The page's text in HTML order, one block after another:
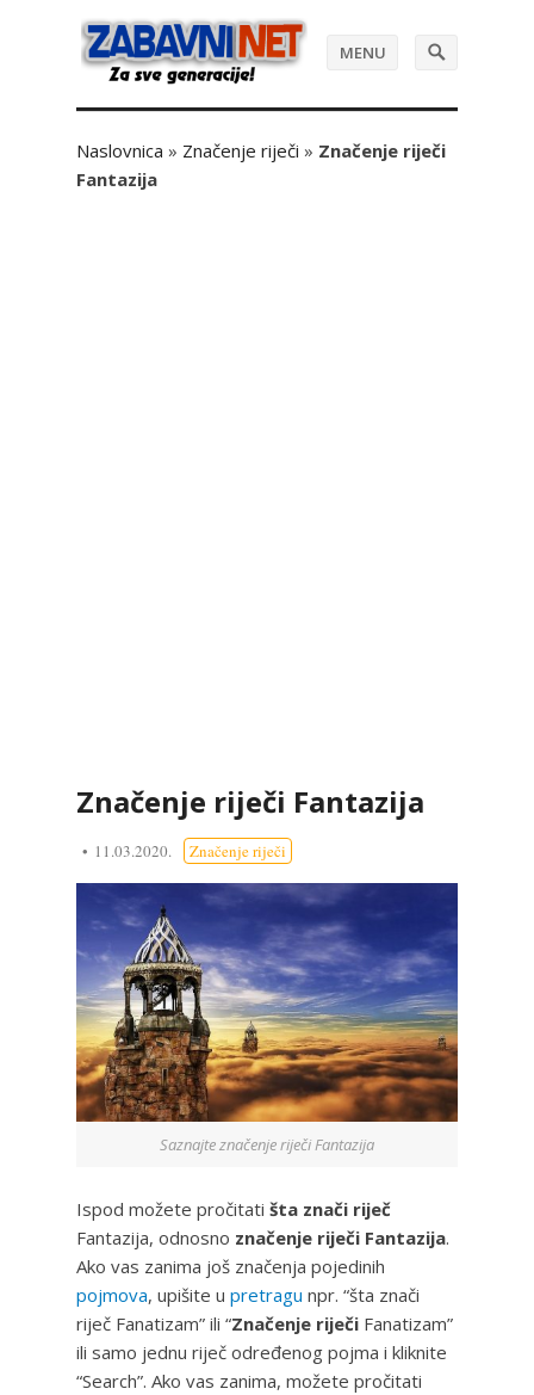
MENU
Naslovnica » Značenje riječi » Značenje riječi
Fantazija
Značenje riječi Fantazija
11.03.2020. Značenje riječi
Saznajte značenje riječi Fantazija
Ispod možete pročitati šta znači riječ
Fantazija, odnosno značenje riječi Fantazija.
Ako vas zanima još značenja pojedinih
pojmova, upišite u pretragu npr. “šta znači
riječ Fanatizam” ili “Značenje riječi Fanatizam”
ili samo jednu riječ određenog pojma i kliknite
“Search”. Ako vas zanima, možete pročitati